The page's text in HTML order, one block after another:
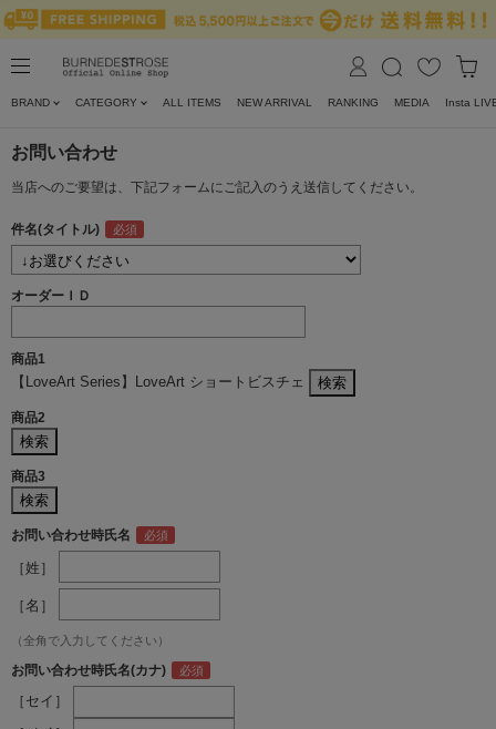
BRAND CATEGORY ALL ITEMS NEW ARRIVAL RANKING MEDIA Insta
お問い合わせ
当店へのご要望は、下記フォームにご記入のうえ送信してください。
件名(タイトル)
オーダーＩＤ
商品1
【LoveArt Series】LoveArt ショートビスチェ
商品2
商品3
お問い合わせ時氏名
［姓］
［名］
（全角で入力してください）
お問い合わせ時氏名(カナ)
［セイ］